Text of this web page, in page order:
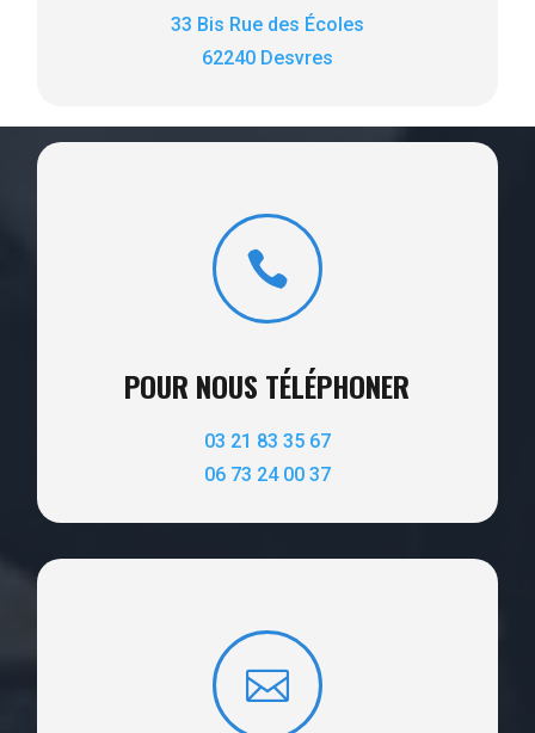
33 Bis Rue des Écoles
62240 Desvres

POUR NOUS TÉLÉPHONER
03 21 83 35 67
06 73 24 00 37
